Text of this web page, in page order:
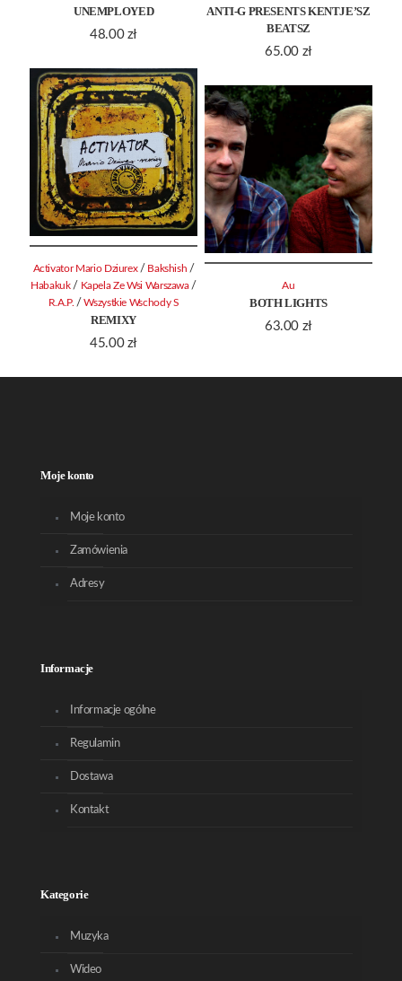
UNEMPLOYED
48.00 zł
ANTI-G PRESENTS KENTJE’SZ
BEATSZ
65.00 zł
REMIXY
45.00 zł
Activator Mario Dziurex / Bakshish /
Habakuk / Kapela Ze Wsi Warszawa /
R.A.P. /Wszystkie Wschody S
BOTH LIGHTS
63.00 zł
Au
Moje konto
Moje konto
Zamówienia
Adresy
Informacje
Informacje ogólne
Regulamin
Dostawa
Kontakt
Kategorie
Muzyka
Wideo